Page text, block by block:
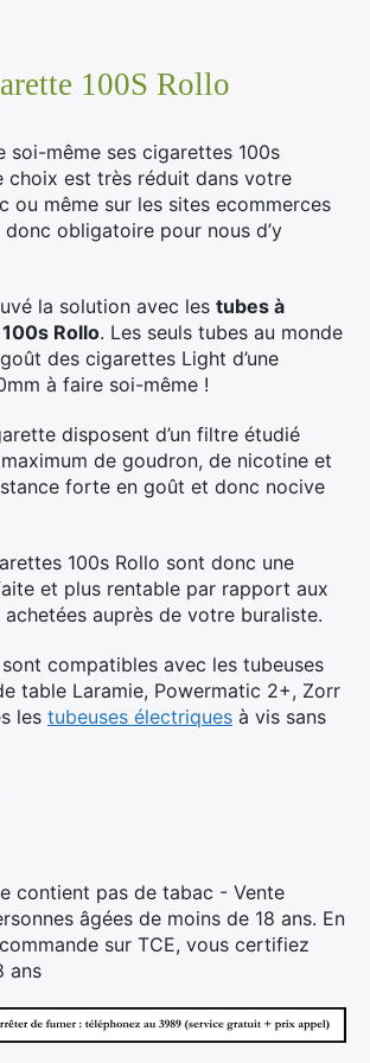
100S Rollo
soi-même ses cigarettes 100s
choix est très réduit dans votre
ou même sur les sites ecommerces
obligatoire pour nous d’y
la solution avec les tubes à
Rollo. Les seuls tubes au monde
des cigarettes Light d’une
à faire soi-même !
disposent d’un filtre étudié
de goudron, de nicotine et
forte en goût et donc nocive
100s Rollo sont donc une
et plus rentable par rapport aux
auprès de votre buraliste.
compatibles avec les tubeuses
table Laramie, Powermatic 2+, Zorr
les tubeuses électriques à vis sans
contient pas de tabac - Vente
âgées de moins de 18 ans. En
sur TCE, vous certifiez
ans